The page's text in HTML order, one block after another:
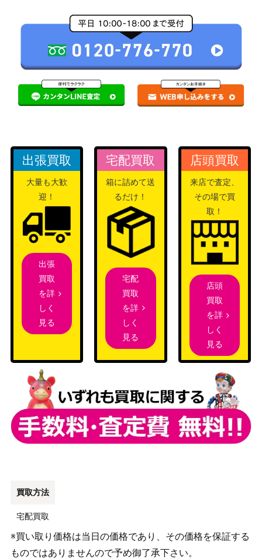
出張買取
大量も大歓
迎！
出張
買取
を詳
しく
見る
宅配買取
箱に詰めて送
るだけ！
宅配
買取
を詳
しく
見る
店頭買取
来店で査定、
その場で買
取！
店頭
買取
を詳
しく
見る
買取方法
宅配買取
※買い取り価格は当日の価格であり、その価格を保証する
ものではありませんので予め御了承下さい。